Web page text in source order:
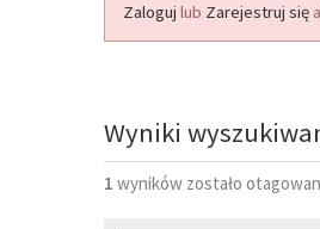
Zaloguj lub Zarejestruj się
Wyniki
1 wyników zostało